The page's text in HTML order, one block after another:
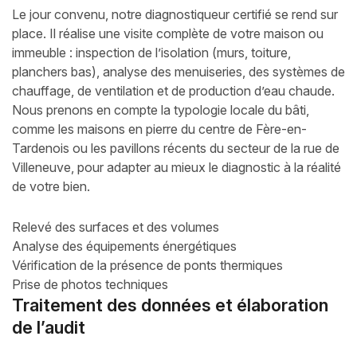
Le jour convenu, notre diagnostiqueur certifié se rend sur
place. Il réalise une visite complète de votre maison ou
immeuble : inspection de l’isolation (murs, toiture,
planchers bas), analyse des menuiseries, des systèmes de
chauffage, de ventilation et de production d’eau chaude.
Nous prenons en compte la typologie locale du bâti,
comme les maisons en pierre du centre de Fère-en-
Tardenois ou les pavillons récents du secteur de la rue de
Villeneuve, pour adapter au mieux le diagnostic à la réalité
de votre bien.
Relevé des surfaces et des volumes
Analyse des équipements énergétiques
Vérification de la présence de ponts thermiques
Prise de photos techniques
Traitement des données et élaboration
de l’audit